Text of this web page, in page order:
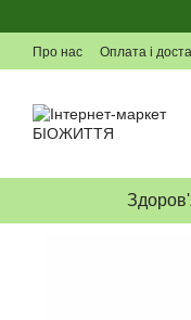
Про нас Оплата і